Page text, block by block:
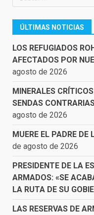
ÚLTIMAS NOTICIAS
LOS REFUGIADOS
AFECTADOS POR
agosto de 2026
MINERALES
SENDAS
agosto de 2026
MUERE EL PADRE DE
de agosto de 2026
PRESIDENTE DE LA
ARMADOS: «SE
LA RUTA DE SU
LAS RESERVAS DE